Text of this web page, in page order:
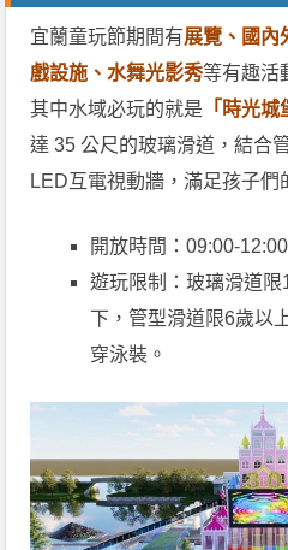
宜蘭童玩節期間有展覽、國內
戲設施、水舞光影秀等有趣活
其中水域必玩的就是 「時光城
達 35 公尺的玻璃滑道，結合
LED互電視動牆，滿足孩子們
開放時間：09:00-
遊玩限制：玻璃滑道
下，管型滑道限6歲以
穿泳裝。